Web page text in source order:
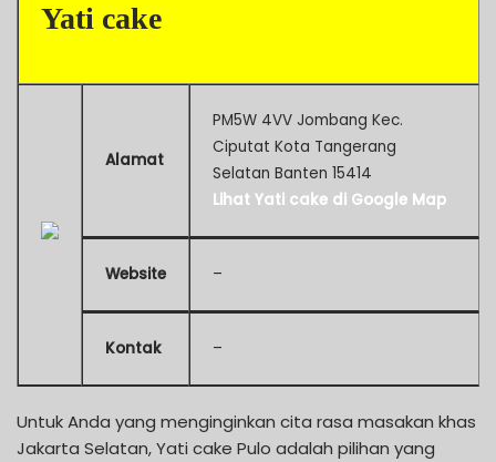
Yati cake
Alamat
PM5W 4VV Jombang Kec.
Ciputat Kota Tangerang
Selatan Banten 15414
Lihat Yati cake di Google Map
Website –
Kontak –
Untuk Anda yang menginginkan cita rasa masakan khas
Jakarta Selatan, Yati cake Pulo adalah pilihan yang